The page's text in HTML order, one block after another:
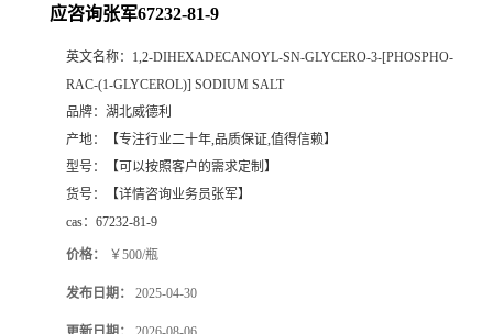
应咨询张军67232-81-9
英文名称： 1,2-DIHEXADECANOYL-SN-GLYCERO-3-[PHOSPHO-
RAC-(1-GLYCEROL)] SODIUM SALT
品牌： 湖北威德利
产地：
【专注行业二十年,品质保证,值得信赖】
型号：
【可以按照客户的需求定制】
货号：
【详情咨询业务员张军】
cas： 67232-81-9
价格： ￥500/瓶
发布日期： 2025-04-30